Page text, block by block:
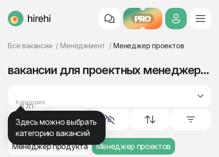
HireHi PRO
Все вакансии Менеджмент Менеджер проектов
Категория
менеджмент
670
вакансии для проектных менеджеров
Менеджер продукта Менеджер проектов
Здесь можно выбрать
категорию вакансий